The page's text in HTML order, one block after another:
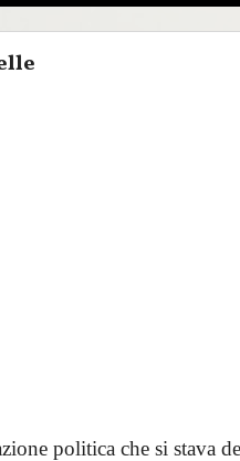
politica che si stava